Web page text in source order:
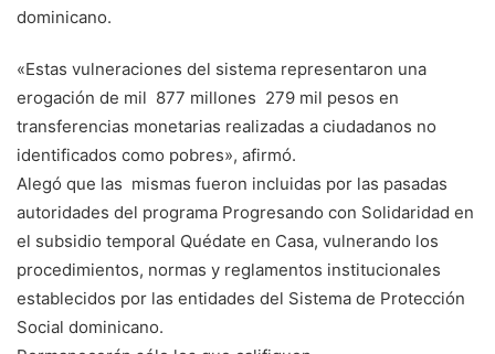
dominicano.
«Estas vulneraciones del sistema representaron una
erogación de mil 877 millones 279 mil pesos en
transferencias monetarias realizadas a ciudadanos no
identificados como pobres», afirmó.
Alegó que las mismas fueron incluidas por las pasadas
autoridades del programa Progresando con Solidaridad en
el subsidio temporal Quédate en Casa, vulnerando los
procedimientos, normas y reglamentos institucionales
establecidos por las entidades del Sistema de Protección
Social dominicano.